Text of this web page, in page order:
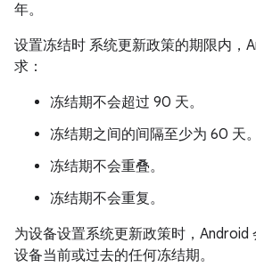
年。
设置冻结时 系统更新政策的期限内，
求：
冻结期不会超过 90 天。
冻结期之间的间隔至少为 60 天。
冻结期不会重叠。
冻结期不会重复。
为设备设置系统更新政策时，Android
设备当前或过去的任何冻结期。